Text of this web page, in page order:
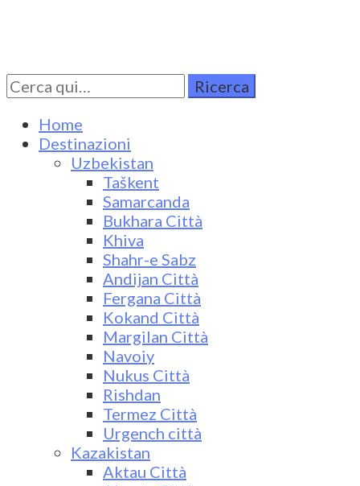
Turkestan Travel
Discover Central Asia
Cerca
per:
Home
Destinazioni
Uzbekistan
Taškent
Samarcanda
Bukhara Città
Khiva
Shahr-e Sabz
Andijan Città
Fergana Città
Kokand Città
Margilan Città
Navoiy
Nukus Città
Rishdan
Termez Città
Urgench città
Kazakistan
Aktau Città